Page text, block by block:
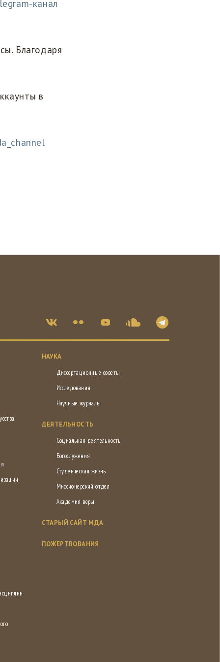
канал
Благодаря
в
НАУКА
Диссертационные советы
Исследования
Научные журналы
ДЕЯТЕЛЬНОСТЬ
Социальная деятельность
Богослужения
Студенческая жизнь
Миссионерский отдел
Академия веры
СТАРЫЙ САЙТ МДА
ПОЖЕРТВОВАНИЯ